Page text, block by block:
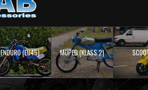
ENDURO (EU45) MOPED (KLASS 2)